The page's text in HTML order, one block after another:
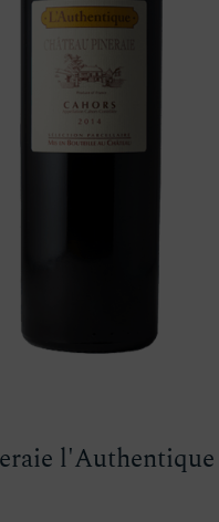
l'Authentique